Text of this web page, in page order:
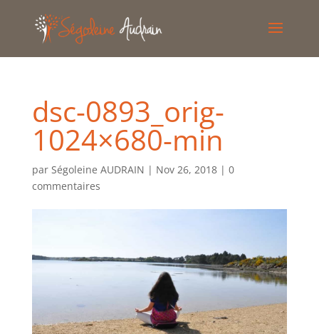
dsc-0893_orig-
1024×680-min
par Ségoleine AUDRAIN | Nov 26, 2018| 0
commentaires